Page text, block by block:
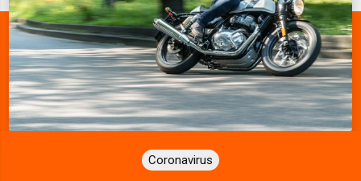
Coronavirus